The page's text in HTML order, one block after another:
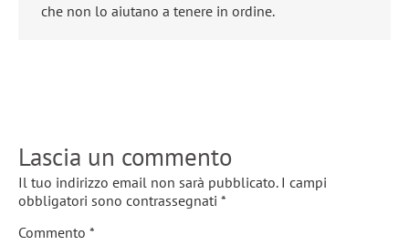
che non lo aiutano a tenere in ordine.
Lascia un commento
Il tuo indirizzo email non sarà pubblicato. I campi
obbligatori sono contrassegnati *
Commento *